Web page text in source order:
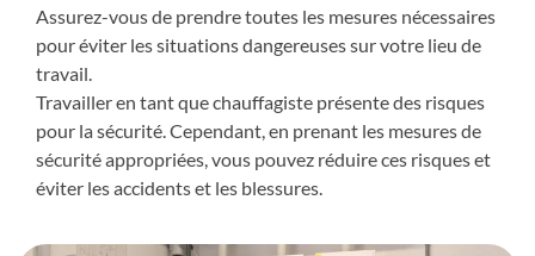
Assurez-vous de prendre toutes les mesures nécessaires
pour éviter les situations dangereuses sur votre lieu de
travail.
Travailler en tant que chauffagiste présente des risques
pour la sécurité. Cependant, en prenant les mesures de
sécurité appropriées, vous pouvez réduire ces risques et
éviter les accidents et les blessures.